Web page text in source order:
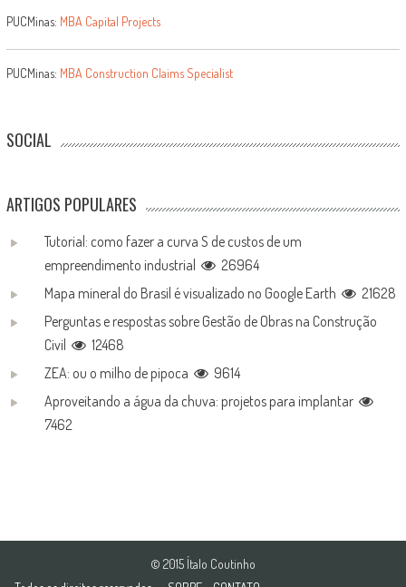
PUCMinas: MBA Capital Projects
PUCMinas: MBA Construction Claims Specialist
SOCIAL
ARTIGOS POPULARES
Tutorial: como fazer a curva S de custos de um
empreendimento industrial
26964
Mapa mineral do Brasil é visualizado no Google Earth
21628
Perguntas e respostas sobre Gestão de Obras na Construção
Civil
12468
ZEA: ou o milho de pipoca
9614
Aproveitando a água da chuva: projetos para implantar
7462
© 2015 Ítalo Coutinho